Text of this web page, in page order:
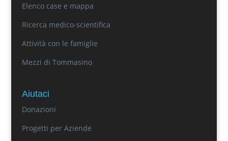
Elenco case e mappa
Ricerca medico-scientifica
Attività con le famiglie
Mezzi di Tommasino
Aiutaci
Donazioni
Progetti per Aziende